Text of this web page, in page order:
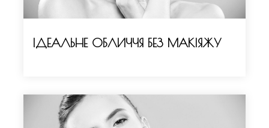
ІДЕАЛЬНЕ ОБЛИЧЧЯ БЕЗ МАКІЯЖУ